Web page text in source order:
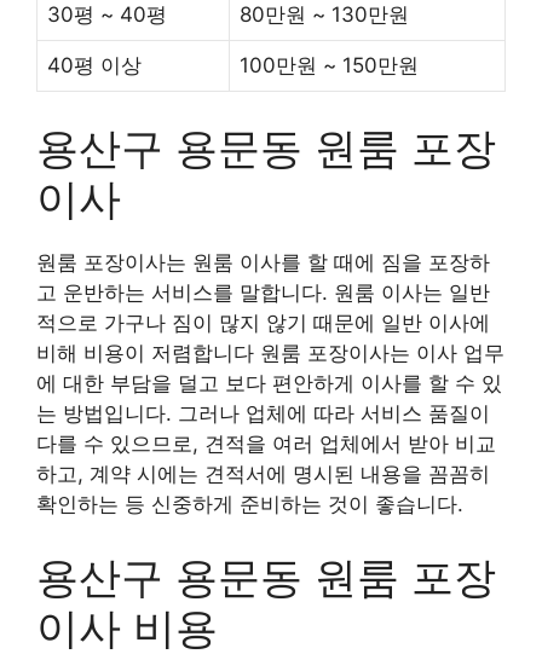
30평 ~ 40평 80만원 ~ 130만원
40평 이상 100만원 ~ 150만원
용산구 용문동 원룸 포장
이사
원룸 포장이사는 원룸 이사를 할 때에 짐을 포장하
고 운반하는 서비스를 말합니다. 원룸 이사는 일반
적으로 가구나 짐이 많지 않기 때문에 일반 이사에
비해 비용이 저렴합니다 원룸 포장이사는 이사 업무
에 대한 부담을 덜고 보다 편안하게 이사를 할 수 있
는 방법입니다. 그러나 업체에 따라 서비스 품질이
다를 수 있으므로, 견적을 여러 업체에서 받아 비교
하고, 계약 시에는 견적서에 명시된 내용을 꼼꼼히
확인하는 등 신중하게 준비하는 것이 좋습니다.
용산구 용문동 원룸 포장
이사 비용